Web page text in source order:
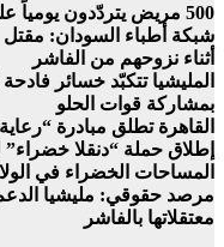
500 مريض يتردّدون يومياً على مستشفى مكة للعيون بأم درمان
شبكة أطباء السودان:
أثناء نزوحهم من الفاشر
بمشاركة قوات الحلو
القاهرة تطلق مبادرة
إطلاق حملة “دنقلا
المساحات الخضراء في
مرصد حقوقي: مليشيا
معتقلاتها بالفاشر